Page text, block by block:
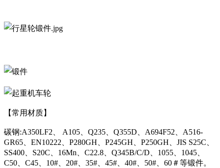
【常用材质】
碳钢:A350LF2、 A105、Q235、Q355D、A694F52、A516-
GR65、EN10222、P280GH、P245GH、P250GH、JIS S25C、
SS400、S20C、16Mn、C22.8、Q345B/C/D、1055、1045、
C50、C45、10#、20#、35#、45#、40#、50#、60＃等锻件。